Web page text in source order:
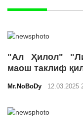
"Ал Ҳилол"
маош таклиф
Mr.NoBoDy 12.03.2025